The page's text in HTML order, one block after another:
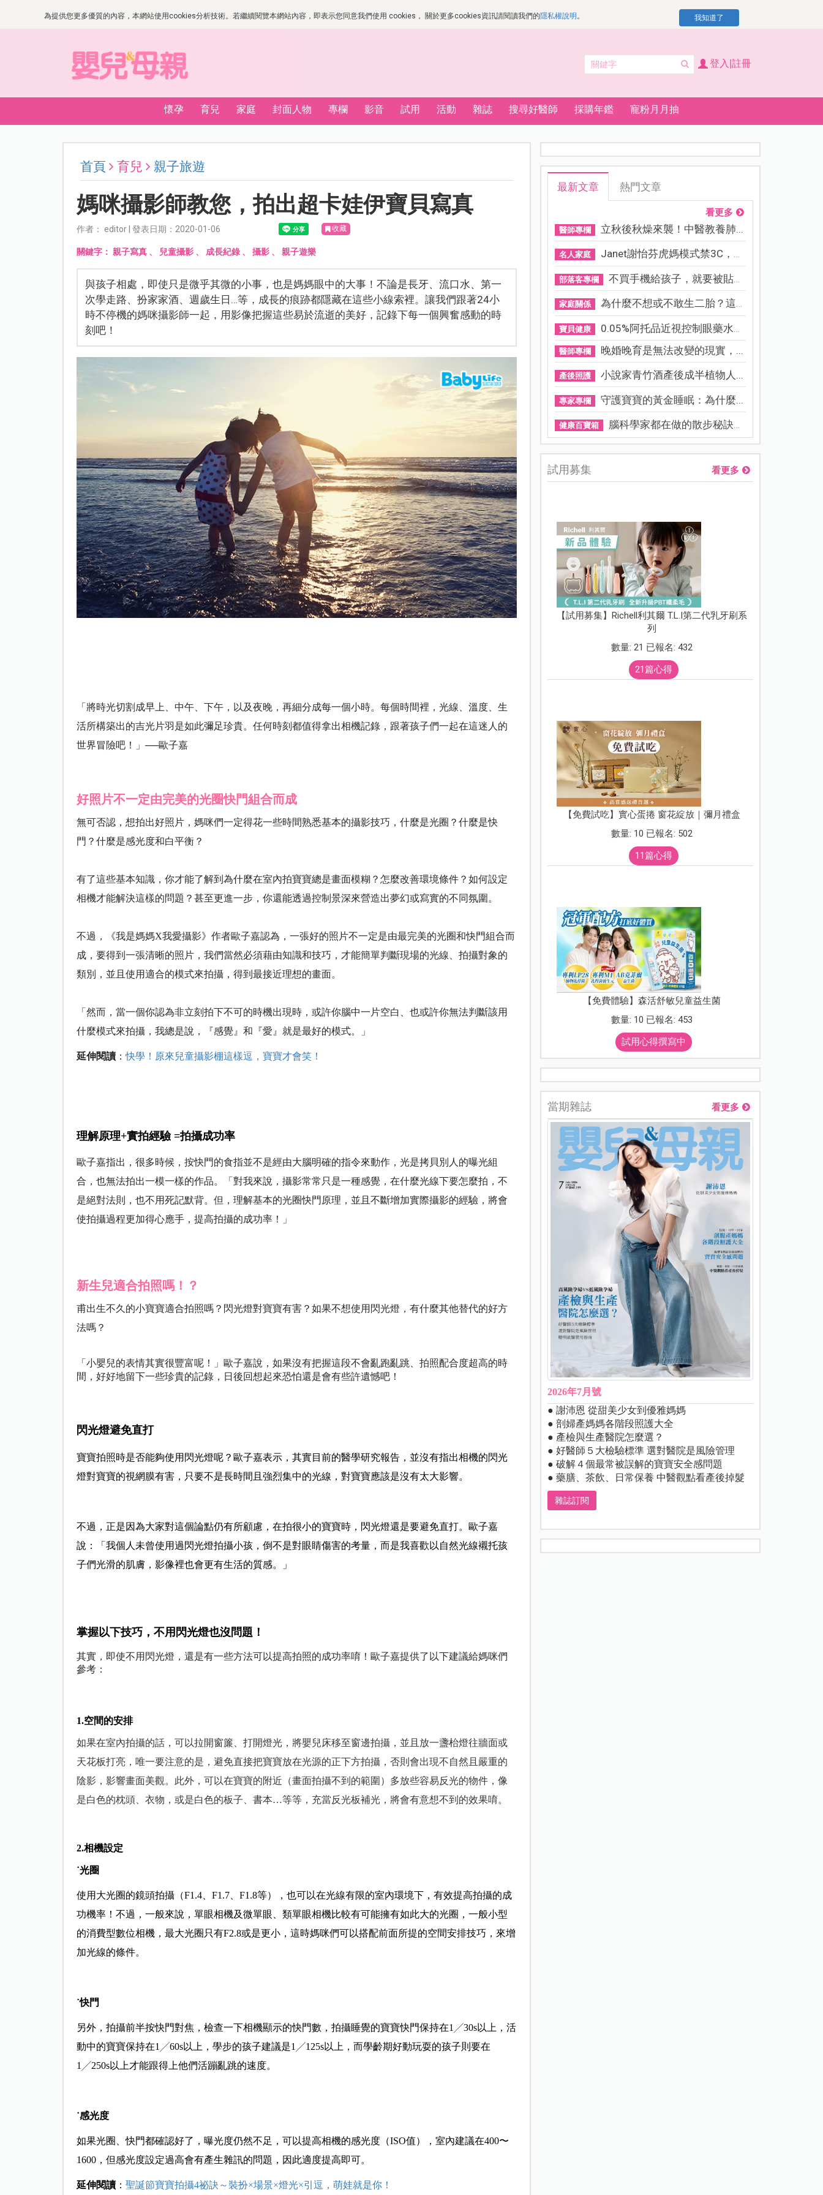
為提供您更多優質的內容，本網站使用cookies分析技術。若繼續閱覽本網站內容，即表示您同意我們使用 cookies， 關於更多cookies資訊請閱讀我們的隱私權說明 。 我知道了
登入|註冊
懷孕 育兒 家庭 封面人物 專欄 影音 試用 活動 雜誌 搜尋好醫師 採購年鑑 寵粉月月抽
首頁 育兒 親子旅遊
媽咪攝影師教您，拍出超卡娃伊寶貝寫真
作者： editor | 發表日期：2020-01-06 收藏
關鍵字： 親子寫真、 兒童攝影、 成長紀錄、 攝影、 親子遊樂
與孩子相處，即使只是微乎其微的小事，也是媽媽眼中的大事！不論是長牙、流口水、第一
次學走路、扮家家酒、週歲生日…等，成長的痕跡都隱藏在這些小線索裡。讓我們跟著24小
時不停機的媽咪攝影師一起，用影像把握這些易於流逝的美好，記錄下每一個興奮感動的時
刻吧！
「將時光切割成早上、中午、下午，以及夜晚，再細分成每一個小時。每個時間裡，光線、溫度、生
活所構築出的吉光片羽是如此彌足珍貴。任何時刻都值得拿出相機記錄，跟著孩子們一起在這迷人的
世界冒險吧！」 ──歐子嘉
好照片不一定由完美的光圈快門組合而成
無可否認，想拍出好照片，媽咪們一定得花一些時間熟悉基本的攝影技巧，什麼是光圈？什麼是快
門？什麼是感光度和白平衡？
有了這些基本知識，你才能了解到為什麼在室內拍寶寶總是畫面模糊？怎麼改善環境條件？如何設定
相機才能解決這樣的問題？甚至更進一步，你還能透過控制景深來營造出夢幻或寫實的不同氛圍。
不過，
《我是媽媽X我愛攝影》作者歐子嘉認為，一張好的照片不一定是由最完美的光圈和快門組合而
成，要得到一張清晰的照片，我們當然必須藉由知識和技巧，才能簡單判斷現場的光線、拍攝對象的
類別，並且使用適合的模式來拍攝，得到最接近理想的畫面。
「然而，當一個你認為非立刻拍下不可的時機出現時，或許你腦中一片空白、也或許你無法判斷該用
什麼模式來拍攝，我總是說，『感覺』和『愛』就是最好的模式。」
延伸閱讀：快學！原來兒童攝影棚這樣逗，寶寶才會笑！
理解原理+實拍經驗 =拍攝成功率
歐子嘉指出，很多時候，按快門的食指並不是經由大腦明確的指令來動作，光是拷貝別人的曝光組
合，也無法拍出一模一樣的作品。「對我來說，攝影常常只是一種感覺，在什麼光線下要怎麼拍，不
是絕對法則，也不用死記默背。但，理解基本的光圈快門原理，並且不斷增加實際攝影的經驗，將會
使拍攝過程更加得心應手，提高拍攝的成功率！」
新生兒適合拍照嗎！？
甫出生不久的小寶寶適合拍照嗎？閃光燈對寶寶有害？如果不想使用閃光燈，有什麼其他替代的好方
法嗎？
「 小嬰兒的表情其實很豐富呢！ 」
歐子嘉說，如果沒有把握這段不會亂跑亂跳、拍照配合度超高的時
間，好好地留下一些珍貴的記錄，日後回想起來恐怕還是會有些許遺憾吧！
閃光燈避免直打
寶寶拍照時是否能夠使用閃光燈呢？歐子嘉表示，其實目前的醫學研究報告，並沒有指出相機的閃光
燈對寶寶的視網膜有害，只要不是長時間且強烈集中的光線，對寶寶應該是沒有太大影響。
不過，正是因為大家對這個論點仍有所顧慮，在拍很小的寶寶時，閃光燈還是要避免直打。歐子嘉
說：「我個人未曾使用過閃光燈拍攝小孩，倒不是對眼睛傷害的考量，而是我喜歡以自然光線襯托孩
子們光滑的肌膚，影像裡也會更有生活的質感。」
掌握以下技巧，不用閃光燈也沒問題！
其實，即使不用閃光燈，還是有一些方法可以提高拍照的成功率唷！歐子嘉提供了以下建議給媽咪們
參考：
1.空間的安排
如果在室內拍攝的話，可以拉開窗簾、打開燈光，將嬰兒床移至窗邊拍攝，並且放一盞枱燈往牆面或
天花板打亮，唯一要注意的是，避免直接把寶寶放在光源的正下方拍攝，否則會出現不自然且嚴重的
陰影，影響畫面美觀。 此外，可以在寶寶的附近（畫面拍攝不到的範圍）多放些容易反光的物件，像
是白色的枕頭、衣物，或是白色的板子、書本…等等，充當反光板補光，將會有意想不到的效果唷。
2.相機設定
˙光圈
使用大光圈的鏡頭拍攝（F1.4、F1.7、F1.8等），也可以在光線有限的室內環境下，有效提高拍攝的成
功機率！不過，一般來說，單眼相機及微單眼、類單眼相機比較有可能擁有如此大的光圈，一般小型
的消費型數位相機，最大光圈只有F2.8或是更小，這時媽咪們可以搭配前面所提的空間安排技巧，來增
加光線的條件。
˙快門
另外，拍攝前半按快門對焦，檢查一下相機顯示的快門數，拍攝睡覺的寶寶快門保持在1╱30s以上，活
動中的寶寶保持在1╱60s以上，學步的孩子建議是1╱125s以上，而學齡期好動玩耍的孩子則要在
1╱250s以上才能跟得上他們活蹦亂跳的速度。
˙感光度
如果光圈、快門都確認好了，曝光度仍然不足，可以提高相機的感光度（ISO值），室內建議在400〜
1600，但感光度設定過高會有產生雜訊的問題，因此適度提高即可。
延伸閱讀： 聖誕節寶寶拍攝4祕訣～裝扮×場景×燈光×引逗，萌娃就是你！
最新文章 熱門文章
看更多
醫師專欄 立秋後秋燥來襲！中醫教養肺...
名人家庭 Janet謝怡芬虎媽模式禁3C，看...
部落客專欄 不買手機給孩子，就要被貼「...
家庭關係 為什麼不想或不敢生二胎？這8...
寶貝健康 0.05%阿托品近視控制眼藥水納...
醫師專欄 晚婚晚育是無法改變的現實，...
產後照護 小說家青竹酒產後成半植物人...
專家專欄 守護寶寶的黃金睡眠：為什麼...
健康百寶箱 腦科學家都在做的散步秘訣！...
試用募集 看更多
【試用募集】Richell利其爾 T.L.I第二代乳牙刷系
列
數量: 21 已報名: 432
21篇心得
【免費試吃】實心蛋捲 窗花綻放｜彌月禮盒
數量: 10 已報名: 502
11篇心得
【免費體驗】森活舒敏兒童益生菌
數量: 10 已報名: 453
試用心得撰寫中
當期雜誌 看更多
2026年7月號
● 謝沛恩 從甜美少女到優雅媽媽
● 剖婦產媽媽各階段照護大全
● 產檢與生產醫院怎麼選？
● 好醫師５大檢驗標準 選對醫院是風險管理
● 破解４個最常被誤解的寶寶安全感問題
● 藥膳、茶飲、日常保養 中醫觀點看產後掉髮
雜誌訂閱